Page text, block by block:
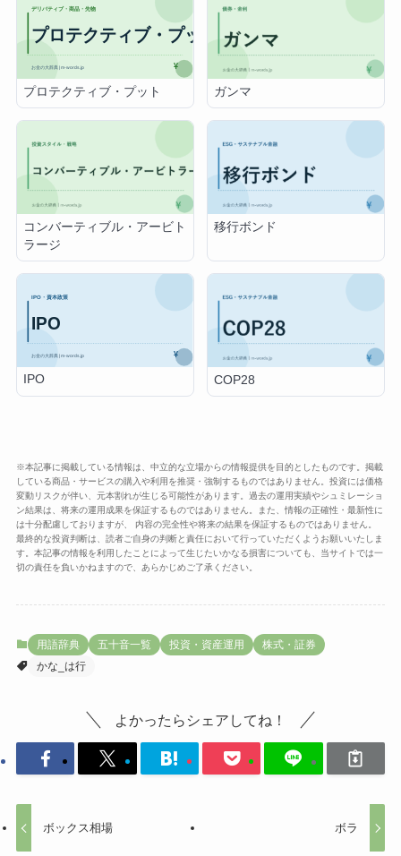
プロテクティブ・プット ガンマ
コンバーティブル・アービト
ラージ
移行ボンド
IPO COP28
※本記事に掲載している情報は、中立的な立場からの情報提供を目的としたものです。掲載
している商品・サービスの購入や利用を推奨・強制するものではありません。投資には価格
変動リスクが伴い、元本割れが生じる可能性があります。過去の運用実績やシュミレーショ
ン結果は、将来の運用成果を保証するものではありません。また、情報の正確性・最新性に
は十分配慮しておりますが、 内容の完全性や将来の結果を保証するものではありません。
最終的な投資判断は、読者ご自身の判断と責任において行っていただくようお願いいたしま
す。本記事の情報を利用したことによって生じたいかなる損害についても、当サイトでは一
切の責任を負いかねますので、あらかじめご了承ください。
用語辞典 五十音一覧 投資・資産運用
株式・証券
かな_は行
よかったらシェアしてね！
ボックス相場 ボラ